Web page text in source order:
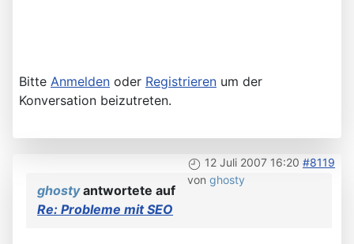
Bitte Anmelden oder Registrieren um der
Konversation beizutreten.
12 Juli 2007 16:20 #8119
von ghosty
ghostyantwortete auf
Re: Probleme mit SEO